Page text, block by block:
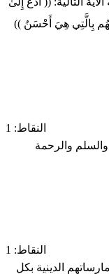
بِالَّتِي هِيَ أَحْسَنُ ))
النقاط: 1
والرحمة
النقاط: 1
الدينية بكل